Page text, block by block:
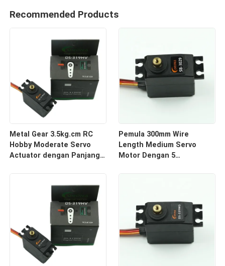
Recommended Products
Metal Gear 3.5kg.cm RC
Hobby Moderate Servo
Actuator dengan Panjang
Pemula 300mm Wire
Length Medium Servo
Motor Dengan 5